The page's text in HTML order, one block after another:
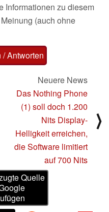
Informationen zu diesem
(auch ohne
Antworten
Neuere News
Das Nothing Phone
(1) soll doch 1.200
Nits Display-
Helligkeit erreichen,
die Software limitiert
auf 700 Nits
⟩
Quelle